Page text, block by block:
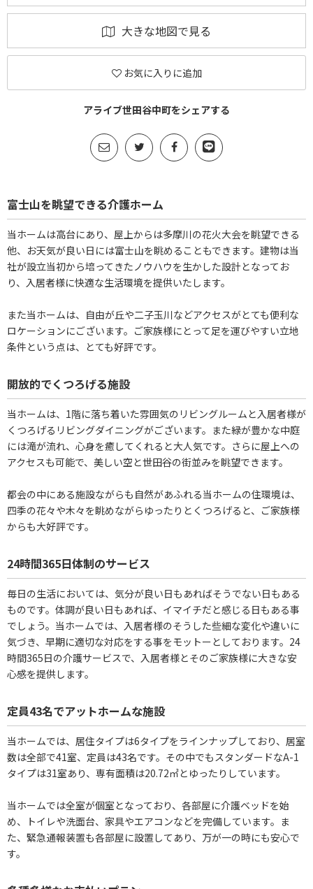
大きな地図で見る
お気に入りに追加
アライブ世田谷中町をシェアする
富士山を眺望できる介護ホーム
当ホームは高台にあり、屋上からは多摩川の花火大会を眺望できる
他、お天気が良い日には富士山を眺めることもできます。建物は当
社が設立当初から培ってきたノウハウを生かした設計となってお
り、入居者様に快適な生活環境を提供いたします。
また当ホームは、自由が丘や二子玉川などアクセスがとても便利な
ロケーションにございます。ご家族様にとって足を運びやすい立地
条件という点は、とても好評です。
開放的でくつろげる施設
当ホームは、1階に落ち着いた雰囲気のリビングルームと入居者様が
くつろげるリビングダイニングがございます。また緑が豊かな中庭
には滝が流れ、心身を癒してくれると大人気です。さらに屋上への
アクセスも可能で、美しい空と世田谷の街並みを眺望できます。
都会の中にある施設ながらも自然があふれる当ホームの住環境は、
四季の花々や木々を眺めながらゆったりとくつろげると、ご家族様
からも大好評です。
24時間365日体制のサービス
毎日の生活においては、気分が良い日もあればそうでない日もある
ものです。体調が良い日もあれば、イマイチだと感じる日もある事
でしょう。当ホームでは、入居者様のそうした些細な変化や違いに
気づき、早期に適切な対応をする事をモットーとしております。24
時間365日の介護サービスで、入居者様とそのご家族様に大きな安
心感を提供します。
定員43名でアットホームな施設
当ホームでは、居住タイプは6タイプをラインナップしており、居室
数は全部で41室、定員は43名です。その中でもスタンダードなA-1
タイプは31室あり、専有面積は20.72㎡とゆったりしています。
当ホームでは全室が個室となっており、各部屋に介護ベッドを始
め、トイレや洗面台、家具やエアコンなどを完備しています。ま
た、緊急通報装置も各部屋に設置してあり、万が一の時にも安心で
す。